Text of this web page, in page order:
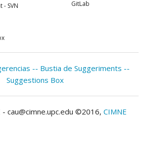
- SVN GitLab
-- Bustia de Suggeriments --
Suggestions Box
cau@cimne.upc.edu ©2016, CIMNE